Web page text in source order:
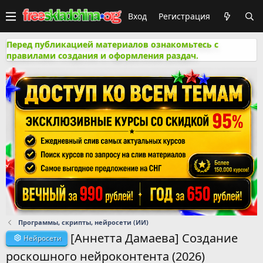
Вход Регистрация
Перед публикацией материалов ознакомьтесь с
правилами создания и оформления раздач.
Программы, скрипты, нейросети (ИИ)
Нейросети
[Аннетта Дамаева] Создание
роскошного нейроконтента (2026)